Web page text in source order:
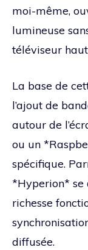
moi-même,
lumineuse
téléviseur
La base de
l’ajout de
autour de
ou un
spécifique.
*Hyperion* se
richesse
diffusée.